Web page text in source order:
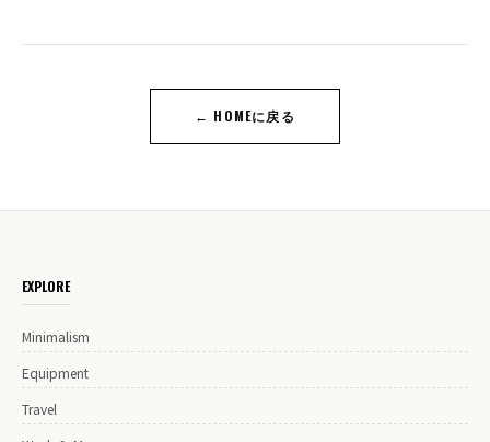
← HOMEに戻る
EXPLORE
Minimalism
Equipment
Travel